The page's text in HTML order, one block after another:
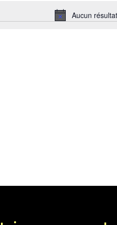
Notice
Aucun